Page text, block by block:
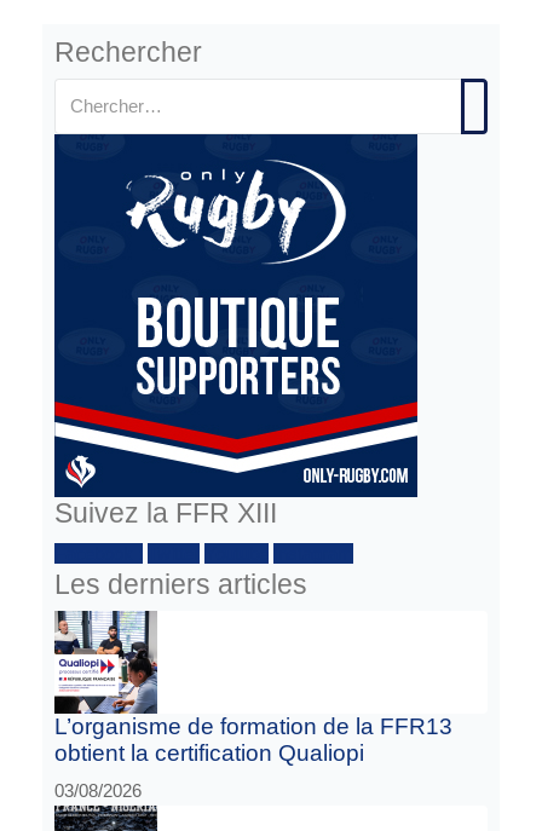
Rechercher
Suivez la FFR XIII
Les derniers articles
L’organisme de formation de la FFR13
obtient la certification Qualiopi
03/08/2026